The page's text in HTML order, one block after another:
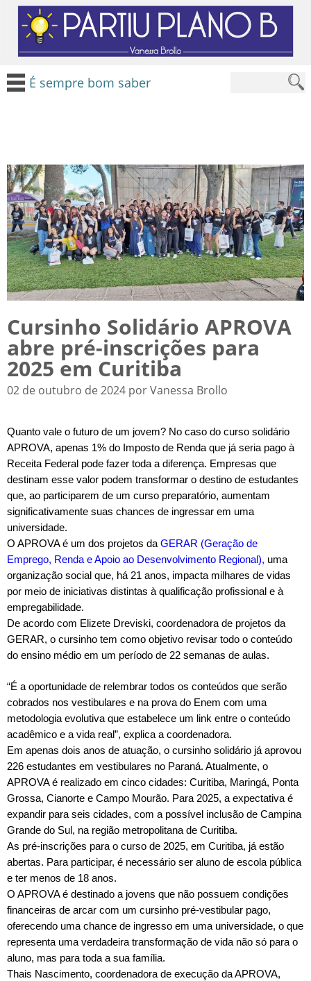
É sempre bom saber
Cursinho Solidário APROVA
abre pré-inscrições para
2025 em Curitiba
02 de outubro de 2024 por Vanessa Brollo
Quanto vale o futuro de um jovem? No caso do curso solidário
APROVA, apenas 1% do Imposto de Renda que já seria pago à
Receita Federal pode fazer toda a diferença. Empresas que
destinam esse valor podem transformar o destino de estudantes
que, ao participarem de um curso preparatório, aumentam
significativamente suas chances de ingressar em uma
universidade.
O APROVA é um dos projetos daGERAR (Geração de
Emprego, Renda e Apoio ao Desenvolvimento Regional), uma
organização social que, há 21 anos, impacta milhares de vidas
por meio de iniciativas distintas à qualificação profissional e à
empregabilidade.
De acordo com Elizete Dreviski, coordenadora de projetos da
GERAR, o cursinho tem como objetivo revisar todo o conteúdo
do ensino médio em um período de 22 semanas de aulas.
“É a oportunidade de relembrar todos os conteúdos que serão
cobrados nos vestibulares e na prova do Enem com uma
metodologia evolutiva que estabelece um link entre o conteúdo
acadêmico e a vida real”, explica a coordenadora.
Em apenas dois anos de atuação, o cursinho solidário já aprovou
226 estudantes em vestibulares no Paraná. Atualmente, o
APROVA é realizado em cinco cidades: Curitiba, Maringá, Ponta
Grossa, Cianorte e Campo Mourão. Para 2025, a expectativa é
expandir para seis cidades, com a possível inclusão de Campina
Grande do Sul, na região metropolitana de Curitiba.
As pré-inscrições para o curso de 2025, em Curitiba, já estão
abertas. Para participar, é necessário ser aluno de escola pública
e ter menos de 18 anos.
O APROVA é destinado a jovens que não possuem condições
financeiras de arcar com um cursinho pré-vestibular pago,
oferecendo uma chance de ingresso em uma universidade, o que
representa uma verdadeira transformação de vida não só para o
aluno, mas para toda a sua família.
Thais Nascimento, coordenadora de execução da APROVA,